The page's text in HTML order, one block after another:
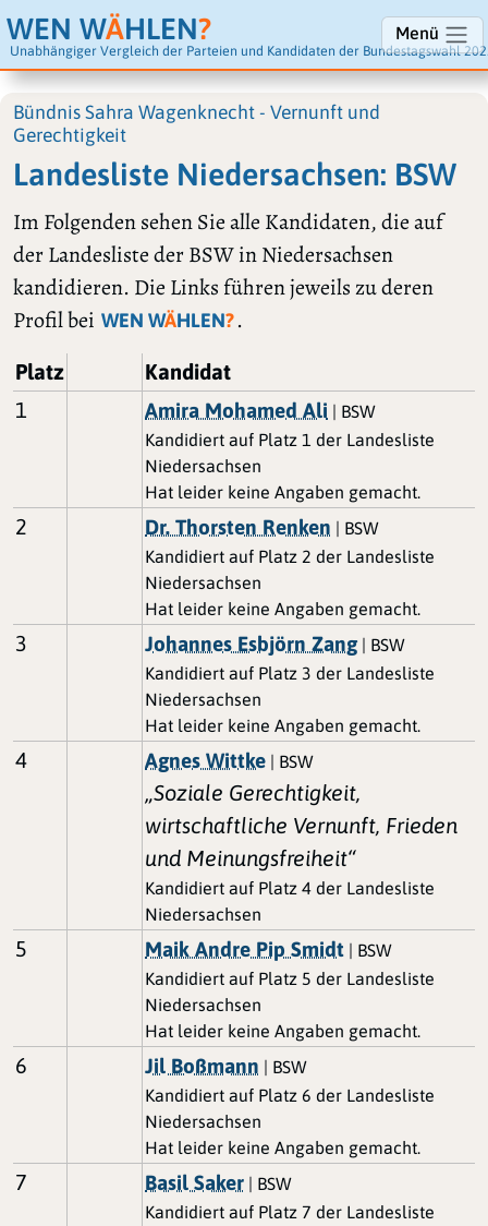
WEN WÄHLEN?
Unabhängiger Vergleich der Parteien und Kandidaten der Bundestagswahl
Menü
Bündnis Sahra Wagenknecht - Vernunft und
Gerechtigkeit
Landesliste Niedersachsen: BSW
Im Folgenden sehen Sie alle Kandidaten, die auf
der Landesliste der BSW in Niedersachsen
kandidieren. Die Links führen jeweils zu deren
Profil bei WEN WÄHLEN?.
Platz
Kandidat
1
Amira Mohamed Ali | BSW
Kandidiert auf Platz 1 der Landesliste
Niedersachsen
Hat leider keine Angaben gemacht.
2 Dr. Thorsten Renken | BSW
Kandidiert auf Platz 2 der Landesliste
Niedersachsen
Hat leider keine Angaben gemacht.
3 Johannes Esbjörn Zang| BSW
Kandidiert auf Platz 3 der Landesliste
Niedersachsen
Hat leider keine Angaben gemacht.
4 Agnes Wittke | BSW
„Soziale Gerechtigkeit,
wirtschaftliche Vernunft, Frieden
und Meinungsfreiheit“
Kandidiert auf Platz 4 der Landesliste
Niedersachsen
5 Maik Andre Pip Smidt | BSW
Kandidiert auf Platz 5 der Landesliste
Niedersachsen
Hat leider keine Angaben gemacht.
6 Jil Boßmann | BSW
Kandidiert auf Platz 6 der Landesliste
Niedersachsen
Hat leider keine Angaben gemacht.
7 Basil Saker | BSW
Kandidiert auf Platz 7 der Landesliste